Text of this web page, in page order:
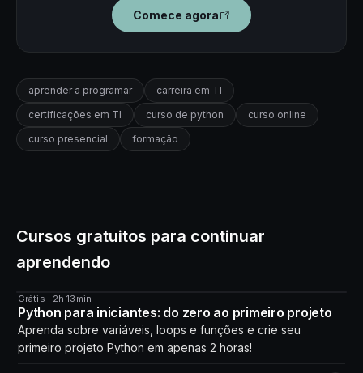
Comece agora
aprender a programar
carreira em TI
certificações em TI
curso de python
curso online
curso presencial
formação
Cursos gratuitos para continuar
aprendendo
CURSO
Grátis · 2h 13min
Python para iniciantes: do zero ao primeiro projeto
Aprenda sobre variáveis, loops e funções e crie seu
primeiro projeto Python em apenas 2 horas!